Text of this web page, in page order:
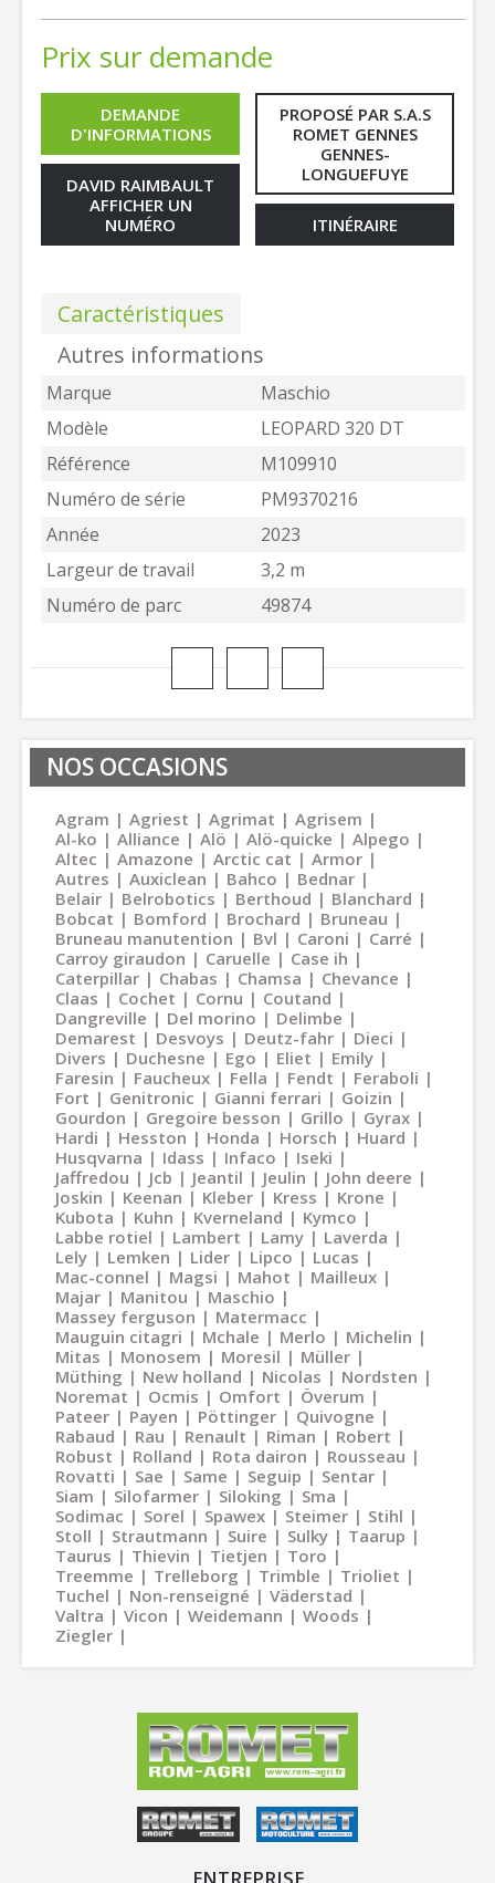
Prix sur demande
Caractéristiques
Autres informations
Marque
Maschio
Modèle
LEOPARD 320 DT
Référence
M109910
Numéro de série
PM9370216
Année
2023
Largeur de travail
3,2 m
Numéro de parc
49874
DEMANDE
D'INFORMATIONS
DAVID RAIMBAULT
AFFICHER UN
NUMÉRO
PROPOSÉ PAR S.A.S
ROMET GENNES
GENNES-
LONGUEFUYE
ITINÉRAIRE
NOS OCCASIONS
Agram Agriest Agrimat
Agrisem
Al-ko
Alliance Alö Alö-quicke
Alpego
Altec
Amazone Arctic cat
Armor
Autres
Auxiclean Bahco
Bednar
Belair
Belrobotics Berthoud
Blanchard
Bobcat
Bomford Brochard
Bruneau
Bruneau manutention
Bvl Caroni
Carré
Carroy giraudon
Caruelle
Case ih
Caterpillar
Chabas Chamsa
Chevance
Claas
Cochet Cornu
Coutand
Dangreville
Del morino
Delimbe
Demarest
Desvoys Deutz-fahr
Dieci
Divers
Duchesne Ego Eliet
Emily
Faresin
Faucheux Fella Fendt
Feraboli
Fort
Genitronic Gianni ferrari
Goizin
Gourdon
Gregoire besson Grillo
Gyrax
Hardi
Hesston Honda Horsch
Huard
Husqvarna
Idass Infaco
Iseki
Jaffredou
Jcb Jeantil Jeulin
John deere
Joskin
Keenan Kleber Kress
Krone
Kubota
Kuhn Kverneland
Kymco
Labbe rotiel
Lambert Lamy
Laverda
Lely
Lemken Lider Lipco
Lucas
Mac-connel
Magsi Mahot
Mailleux
Majar
Manitou
Maschio
Massey ferguson
Matermacc
Mauguin citagri
Mchale Merlo
Michelin
Mitas
Monosem Moresil
Müller
Müthing
New holland Nicolas
Nordsten
Noremat
Ocmis Omfort
Överum
Pateer
Payen Pöttinger
Quivogne
Rabaud
Rau Renault Riman
Robert
Robust
Rolland Rota dairon
Rousseau
Rovatti
Sae Same Seguip
Sentar
Siam
Silofarmer Siloking
Sma
Sodimac
Sorel Spawex Steimer
Stihl
Stoll
Strautmann Suire Sulky
Taarup
Taurus
Thievin Tietjen
Toro
Treemme
Trelleborg Trimble
Trioliet
Tuchel
Non-renseigné
Väderstad
Valtra
Vicon Weidemann
Woods
Ziegler